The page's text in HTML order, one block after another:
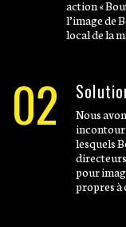
action «
l’image de
local de la
02
Nous
lesquels
pour
propres à